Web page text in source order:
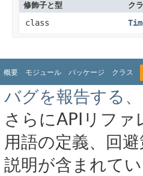
修飾子と型 ク
class
概要 モジュール パッケージ クラス
バグを報告する
さらにAPIリフ
用語の定義、回
説明が含まれて